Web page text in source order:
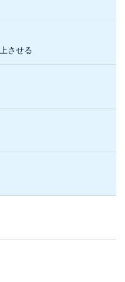
させる